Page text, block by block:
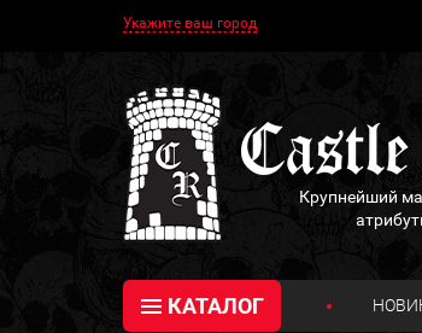
Укажите ваш город
Крупнейший
КАТАЛОГ